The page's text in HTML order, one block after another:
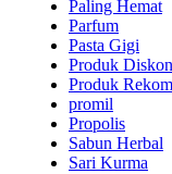
Paling Hemat
Parfum
Pasta Gigi
Produk Diskon
Produk
promil
Propolis
Sabun Herbal
Sari Kurma